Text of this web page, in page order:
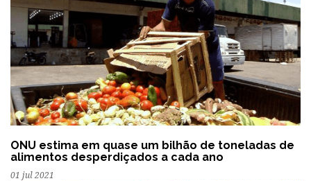
ONU estima em quase um bilhão de toneladas de
alimentos desperdiçados a cada ano
01 jul 2021